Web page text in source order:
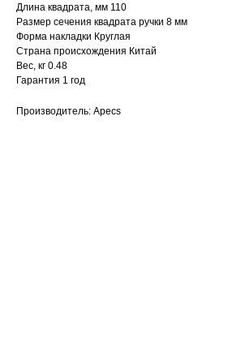
Длина квадрата, мм 110
Размер сечения квадрата ручки 8 мм
Форма накладки Круглая
Страна происхождения Китай
Вес, кг 0.48
Гарантия 1 год
Производитель: Apecs